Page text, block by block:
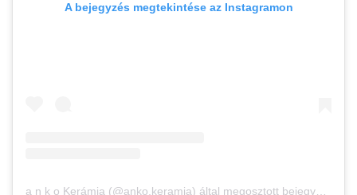
A bejegyzés megtekintése az Instagramon